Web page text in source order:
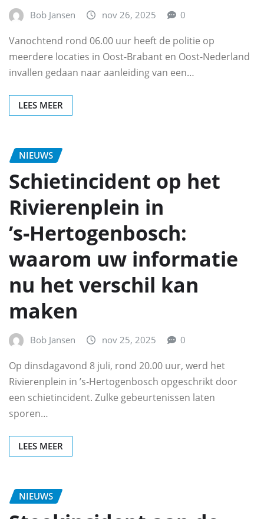
Bob Jansen nov 26, 2025 0
Vanochtend rond 06.00 uur heeft de politie op
meerdere locaties in Oost-Brabant en Oost-Nederland
invallen gedaan naar aanleiding van een…
LEES MEER
NIEUWS
Schietincident op het
Rivierenplein in
’s‑Hertogenbosch:
waarom uw informatie
nu het verschil kan
maken
Bob Jansen nov 25, 2025 0
Op dinsdagavond 8 juli, rond 20.00 uur, werd het
Rivierenplein in ’s‑Hertogenbosch opgeschrikt door
een schietincident. Zulke gebeurtenissen laten
sporen…
LEES MEER
NIEUWS